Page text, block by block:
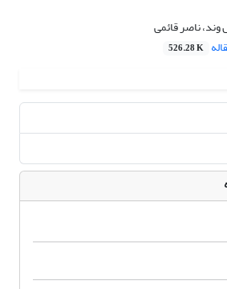
ناصر قائمی
526.28 K